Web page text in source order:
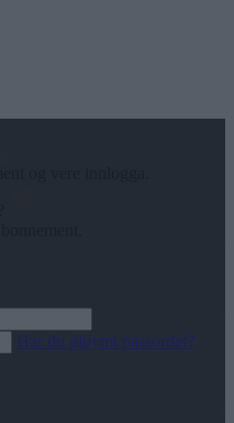
Har du gløymt passordet?